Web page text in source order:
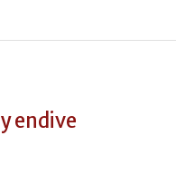
endive